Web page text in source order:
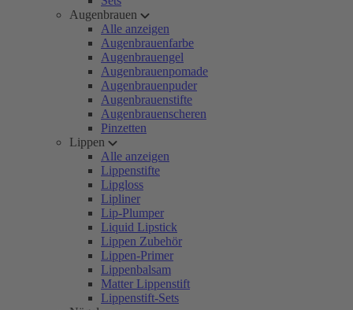
Augenbrauen
Alle anzeigen
Augenbrauenfarbe
Augenbrauengel
Augenbrauenpomade
Augenbrauenpuder
Augenbrauenstifte
Augenbrauenscheren
Pinzetten
Lippen
Alle anzeigen
Lippenstifte
Lipgloss
Lipliner
Lip-Plumper
Liquid Lipstick
Lippen Zubehör
Lippen-Primer
Lippenbalsam
Matter Lippenstift
Lippenstift-Sets